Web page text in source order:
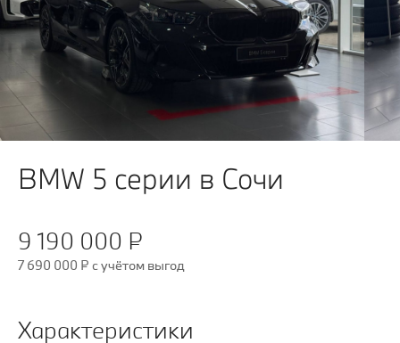
BMW 5 серии в Сочи
9 190 000 ₽
7 690 000 ₽ c учётом выгод
Характеристики